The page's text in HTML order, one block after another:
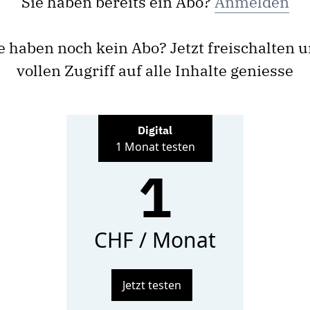
haben noch kein Abo? Jetzt freischalten
vollen Zugriff auf alle Inhalte geniesse
Digital
1 Monat testen
1
CHF / Monat
Jetzt testen